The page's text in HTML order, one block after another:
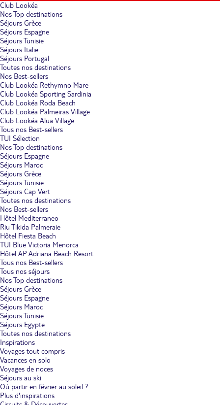
Club Lookéa
Nos Top destinations
Séjours Grèce
Séjours Espagne
Séjours Tunisie
Séjours Italie
Séjours Portugal
Toutes nos destinations
Nos Best-sellers
Club Lookéa Rethymno Mare
Club Lookéa Sporting Sardinia
Club Lookéa Roda Beach
Club Lookéa Palmeiras Village
Club Lookéa Alua Village
Tous nos Best-sellers
TUI Sélection
Nos Top destinations
Séjours Espagne
Séjours Maroc
Séjours Grèce
Séjours Tunisie
Séjours Cap Vert
Toutes nos destinations
Nos Best-sellers
Hôtel Mediterraneo
Riu Tikida Palmeraie
Hôtel Fiesta Beach
TUI Blue Victoria Menorca
Hôtel AP Adriana Beach Resort
Tous nos Best-sellers
Tous nos séjours
Nos Top destinations
Séjours Grèce
Séjours Espagne
Séjours Maroc
Séjours Tunisie
Séjours Egypte
Toutes nos destinations
Inspirations
Voyages tout compris
Vacances en solo
Voyages de noces
Séjours au ski
Où partir en février au soleil ?
Plus d'inspirations